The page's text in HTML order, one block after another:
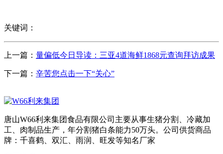
关键词：
上一篇： 量偏低今日导读：三亚4道海鲜1868元查询拜访成果
下一篇： 辛苦您点击一下“关心”
唐山W66利来集团食品有限公司主要从事生猪分割、冷藏加
工、肉制品生产，年分割猪白条能力50万头。公司供货商品
牌：千喜鹤、双汇、雨润、旺发等知名厂家